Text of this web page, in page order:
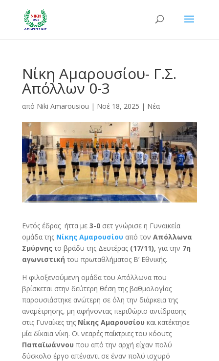
Νίκη Αμαρουσίου- Γ.Σ.
Απόλλων 0-3
από Niki Amarousiou | Νοέ 18, 2025 | Νέα
Εντός έδρας ήττα με3-0σετ γνώρισε η Γυναικεία
ομάδα της Νίκης Αμαρουσίου από τον Απόλλωνα
Σμύρνηςτο βράδυ της Δευτέρας (17/11), για την 7η
αγωνιστική του πρωταθλήματος Β’ Εθνικής.
Η φιλοξενούμενη ομάδα του Απόλλωνα που
βρίσκεται στην δεύτερη θέση της βαθμολογίας
παρουσιάστηκε ανώτερη σε όλη την διάρκεια της
αναμέτρησης, μη αφήνοντας περιθώριο αντίδρασης
στις Γυναίκες τηςΝίκης Αμαρουσίου και κατέκτησε
μία δίκαια νίκη. Οι νεαρές παίκτριες του κόουτς
Παπαϊωάννου που από την αρχή είχαν πολύ
δύσκολο έργο απέναντι σε έναν πολύ ισχυρό